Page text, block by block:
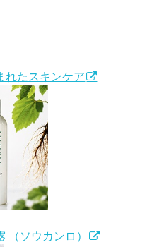
たスキンケア
ソウカンロ）